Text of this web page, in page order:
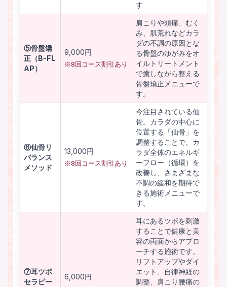
す
⑤骨盤矯
正（B-FL
AP）
9,000円
※8回コース割引あり
肩こりや頭痛、むく
み、肌荒れなどカラ
ダの不調の原因とな
る骨盤のゆがみをオ
イルトリートメント
で癒しながら整える
骨盤矯正メニューで
す。
⑥仙骨リ
バランス
メソッド
13,000円
※8回コース割引あり
今注目されている仙
骨。カラダの中心に
位置する「仙骨」を
調整することで、カ
ラダ全体のエネルギ
ーフロー（循環）を
改善し、さまざまな
不調の緩和を期待で
きる施術メニューで
す。
⑦耳ツボ
セラピー
6,000円
耳にあるツボを刺激
することで健康と美
容の両面からアプロ
ーチする施術です。
リフトアップやダイ
エット、自律神経の
調整、肩こり腰痛の